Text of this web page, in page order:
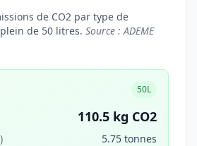
de CO2 par type de
de 50 litres. Source : ADEME
50L
110.5 kg CO2
5.75 tonnes